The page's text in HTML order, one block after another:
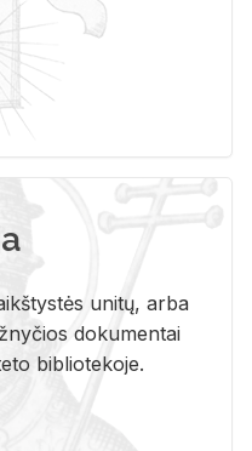
unitų, arba
dokumentai
bibliotekoje.